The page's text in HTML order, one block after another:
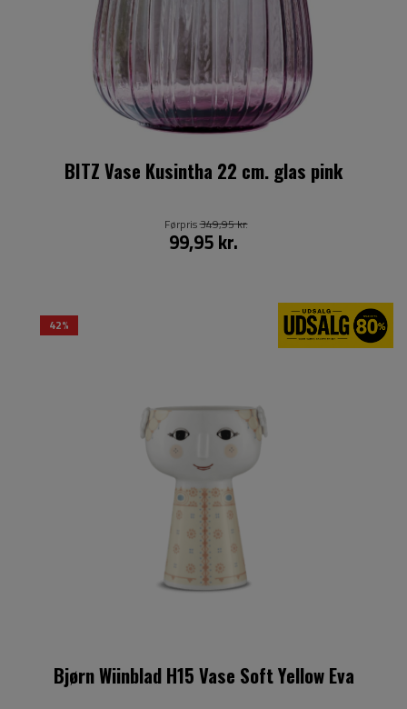
BITZ Vase Kusintha 22 cm. glas pink
99,95 kr.
Førpris349,95 kr.
42%
Bjørn Wiinblad H15 Vase Soft Yellow Eva